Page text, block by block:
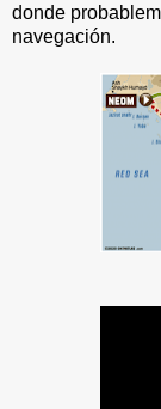
donde
navegación.